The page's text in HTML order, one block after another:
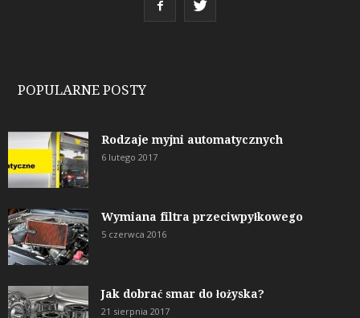
POPULARNE POSTY
Rodzaje myjni automatycznych
6 lutego 2017
Wymiana filtra przeciwpyłkowego
5 czerwca 2016
Jak dobrać smar do łożyska?
21 sierpnia 2017